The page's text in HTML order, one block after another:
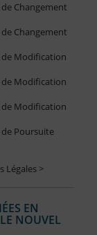
Changement
Changement
de Modification
de Modification
de Modification
Poursuite
Légales >
EN
NOUVEL